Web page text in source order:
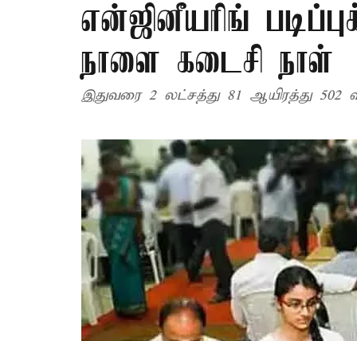
என்ஜினீயரிங்
நாளை கடைசி நாள்
இதுவரை 2 லட்சத்து 81 ஆயிரத்து